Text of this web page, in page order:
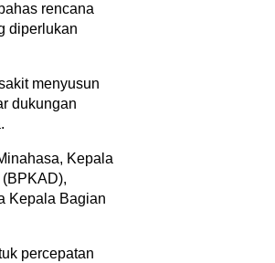
rencana
diperlukan
menyusun
dukungan
Kepala
Kepala Bagian
percepatan